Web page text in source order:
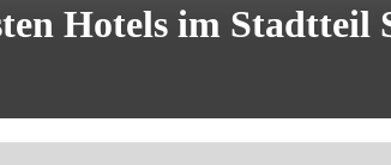
Hotels im